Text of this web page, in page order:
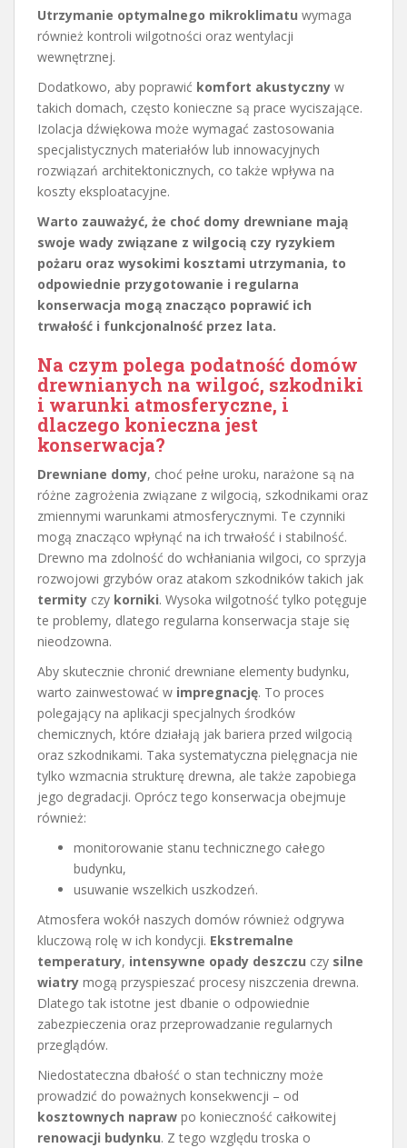
Utrzymanie optymalnego mikroklimatu wymaga
również kontroli wilgotności oraz wentylacji
wewnętrznej.
Dodatkowo, aby poprawić komfort akustyczny w
takich domach, często konieczne są prace wyciszające.
Izolacja dźwiękowa może wymagać zastosowania
specjalistycznych materiałów lub innowacyjnych
rozwiązań architektonicznych, co także wpływa na
koszty eksploatacyjne.
Warto zauważyć, że choć domy drewniane mają
swoje wady związane z wilgocią czy ryzykiem
pożaru oraz wysokimi kosztami utrzymania, to
odpowiednie przygotowanie i regularna
konserwacja mogą znacząco poprawić ich
trwałość i funkcjonalność przez lata.
Na czym polega podatność domów
drewnianych na wilgoć, szkodniki
i warunki atmosferyczne, i
dlaczego konieczna jest
konserwacja?
Drewniane domy, choć pełne uroku, narażone są na
różne zagrożenia związane z wilgocią, szkodnikami oraz
zmiennymi warunkami atmosferycznymi. Te czynniki
mogą znacząco wpłynąć na ich trwałość i stabilność.
Drewno ma zdolność do wchłaniania wilgoci, co sprzyja
rozwojowi grzybów oraz atakom szkodników takich jak
termity czy korniki. Wysoka wilgotność tylko potęguje
te problemy, dlatego regularna konserwacja staje się
nieodzowna.
Aby skutecznie chronić drewniane elementy budynku,
warto zainwestować w impregnację. To proces
polegający na aplikacji specjalnych środków
chemicznych, które działają jak bariera przed wilgocią
oraz szkodnikami. Taka systematyczna pielęgnacja nie
tylko wzmacnia strukturę drewna, ale także zapobiega
jego degradacji. Oprócz tego konserwacja obejmuje
również:
monitorowanie stanu technicznego całego
budynku,
usuwanie wszelkich uszkodzeń.
Atmosfera wokół naszych domów również odgrywa
kluczową rolę w ich kondycji. Ekstremalne
temperatury, intensywne opady deszczu czy silne
wiatry mogą przyspieszać procesy niszczenia drewna.
Dlatego tak istotne jest dbanie o odpowiednie
zabezpieczenia oraz przeprowadzanie regularnych
przeglądów.
Niedostateczna dbałość o stan techniczny może
prowadzić do poważnych konsekwencji – od
kosztownych napraw po konieczność całkowitej
renowacji budynku. Z tego względu troska o